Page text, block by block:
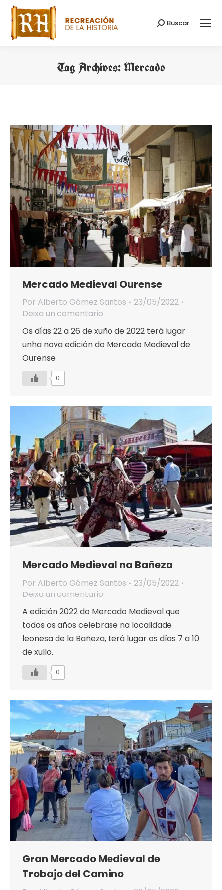
Search:
Buscar
Tag Archives: Mercado
Mercado Medieval Ourense
Por Alberto Gómez Santos
23/05/2022
Deixa un comentario
Os días 22 a 26 de xuño de 2022 terá lugar
unha nova edición do Mercado Medieval de
Ourense.
0
Mercado Medieval na Bañeza
Por Alberto Gómez Santos
23/05/2022
Deixa un comentario
A edición 2022 do Mercado Medieval que
todos os años celebrase na localidade
leonesa de la Bañeza, terá lugar os días 7 a 10
de xullo.
0
Gran Mercado Medieval de
Trobajo del Camino